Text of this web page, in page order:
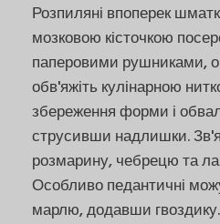
Розпиляні впоперек
мозковою кісточкою
паперовими рушниками,
обв'яжіть кулінарною
збереження форми і
струсивши надлишки.
розмарину, чебрецю та
Особливо педантичні
марлю, додавши гвоздику.